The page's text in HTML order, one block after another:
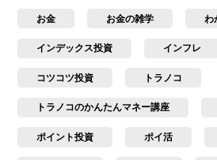
お金 お金の雑学 わ
インデックス投資 インフレ
コツコツ投資 トラノコ
トラノコのかんたんマネー講座
ポイント投資 ポイ活